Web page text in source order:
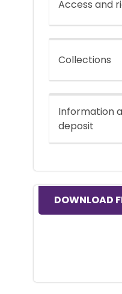
Access and
Collections
Information
deposit
DOWNLOAD